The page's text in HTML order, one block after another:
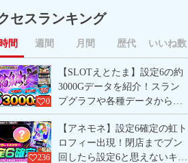
セスランキング
間 週間 月間 歴代 いいね数
0
【SLOTえとたま】設定6の約
3000Gデータを紹介！スラン
プグラフや各種データから設
定6の挙動を掴めッ！
236
【アネモネ】設定6確定の虹ト
ロフィー出現！閉店までブン
回したら設定6と思えないキツ